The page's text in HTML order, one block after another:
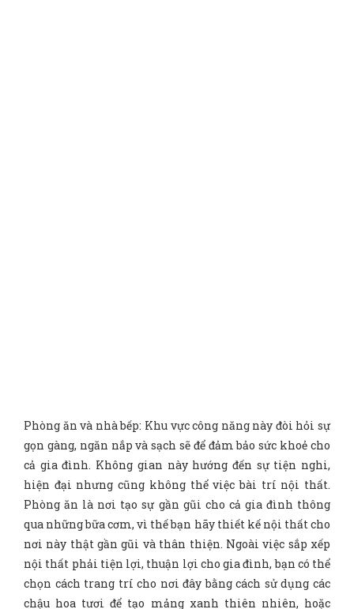
Phòng ăn và nhà bếp: Khu vực công năng này đòi hỏi sự
gọn gàng, ngăn nắp và sạch sẽ để đảm bảo sức khoẻ cho
cả gia đình. Không gian này hướng đến sự tiện nghi,
hiện đại nhưng cũng không thể việc bài trí nội thất.
Phòng ăn là nơi tạo sự gần gũi cho cả gia đình thông
qua những bữa cơm, vì thế bạn hãy thiết kế nội thất cho
nơi này thật gần gũi và thân thiện. Ngoài việc sắp xếp
nội thất phải tiện lợi, thuận lợi cho gia đình, bạn có thể
chọn cách trang trí cho nơi đây bằng cách sử dụng các
chậu hoa tươi để tạo mảng xanh thiên nhiên, hoặc